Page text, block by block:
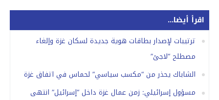
اقرأ أيضا...
ترتيبات لإصدار بطاقات هوية جديدة لسكان غزة وإلغاء
مصطلح “لاجئ”
الشاباك يحذر من “مكسب سياسي” لحماس في اتفاق غزة
مسؤول إسرائيلي: زمن عمال غزة داخل “إسرائيل” انتهى